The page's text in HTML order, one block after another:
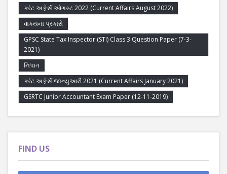
કરંટ અફેર્સ ઓગસ્ટ 2022 (Current Affairs August 2022)
વાક્યના પ્રકારો
GPSC State Tax Inspector (STI) Class 3 Question Paper (7-3-
2021)
નિપાત
કરંટ અફેર્સ જાન્યુઆરી 2021 (Current Affairs January 2021)
GSRTC Junior Accountant Exam Paper (12-11-2019)
FIND US